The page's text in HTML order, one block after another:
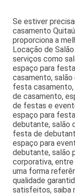
Se estiver
casamento
proporciona a
Locação de
serviços como
espaço para
casamento,
festa
de casamento,
de festas e
espaço para
debutante, salão
festa de
espaço para
debutante, salão
corporativa,
uma forma
qualidade
satisfeitos, saiba